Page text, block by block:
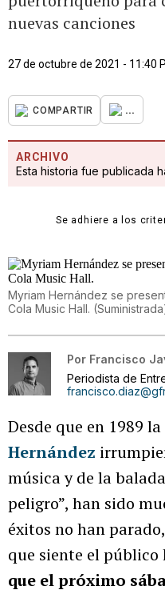
nuevas canciones
27 de octubre de 2021 - 11:40
COMPARTIR ...
ARCHIVO
Esta historia fue publicada
Se adhiere a los
Myriam Hernández se
Cola Music Hall. (Suministrada
Por Francisco
Periodista de
Desde que en 1989
Hernández
música y de la
peligro”, han sido
éxitos no han
que siente el público
que el próximo